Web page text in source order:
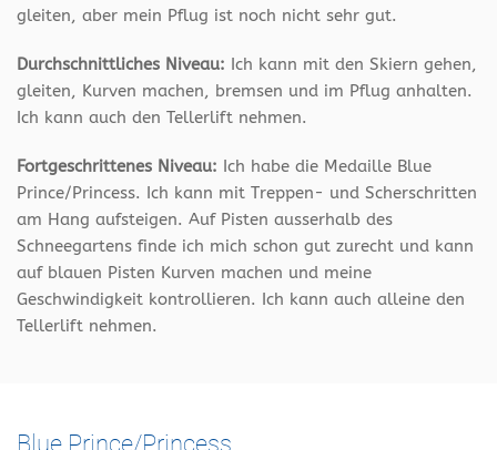
gleiten, aber mein Pflug ist noch nicht sehr gut.
Durchschnittliches Niveau: Ich kann mit den Skiern gehen,
gleiten, Kurven machen, bremsen und im Pflug anhalten.
Ich kann auch den Tellerlift nehmen.
Fortgeschrittenes Niveau: Ich habe die Medaille Blue
Prince/Princess. Ich kann mit Treppen- und Scherschritten
am Hang aufsteigen. Auf Pisten ausserhalb des
Schneegartens finde ich mich schon gut zurecht und kann
auf blauen Pisten Kurven machen und meine
Geschwindigkeit kontrollieren. Ich kann auch alleine den
Tellerlift nehmen.
Blue Prince/Princess